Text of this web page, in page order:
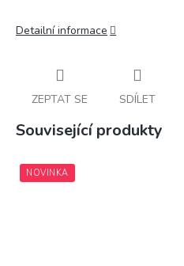
Detailní informace
ZEPTAT SE SDÍLET
Související produkty
NOVINKA